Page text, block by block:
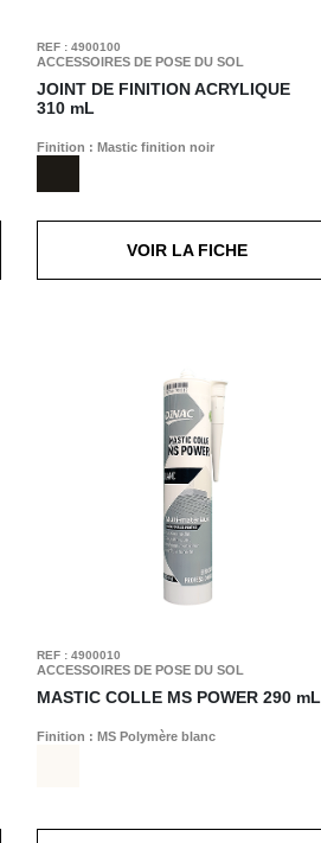
REF : 4900100
ACCESSOIRES DE POSE DU SOL
JOINT DE FINITION ACRYLIQUE
310 mL
Finition : Mastic finition noir
VOIR LA FICHE
REF : 4900010
ACCESSOIRES DE POSE DU SOL
MASTIC COLLE MS POWER290 mL
Finition : MS Polymère blanc